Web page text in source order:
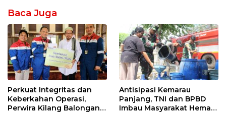
Baca Juga
Perkuat Integritas dan
Keberkahan Operasi,
Perwira Kilang Balongan
Antisipasi Kemarau
Panjang, TNI dan BPBD
Imbau Masyarakat Hemat